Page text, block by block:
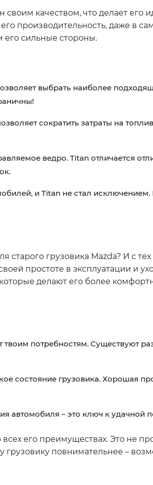
своим качеством, что делает его
производительность, даже в
его сильные стороны.
выбрать наиболее
сократить затраты на
ведро. Titan отличается
и Titan не стал
старого грузовика Mazda? И с тех
простоте в эксплуатации и
делают его более
твоим потребностям. Существуют
состояние грузовика. Хорошая
автомобиля – это ключ к удачной
его преимуществах. Это не
грузовику повнимательнее –